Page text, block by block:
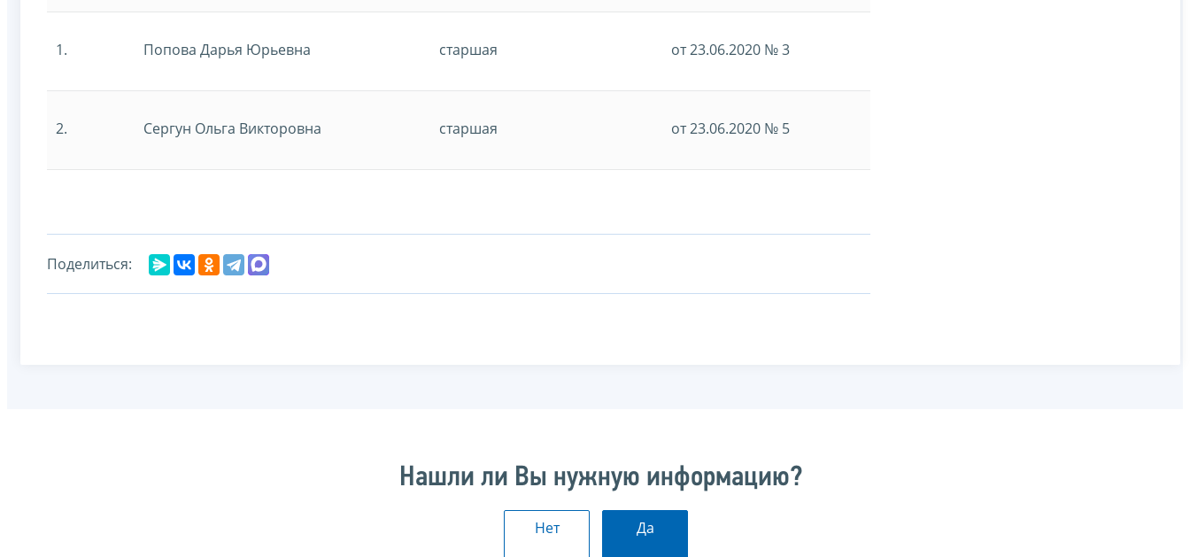
1. Попова Дарья Юрьевна старшая от 23.06.2020 № 3
2. Сергун Ольга Викторовна старшая от 23.06.2020 № 5
Поделиться:
Нашли ли Вы нужную информацию?
Нет Да